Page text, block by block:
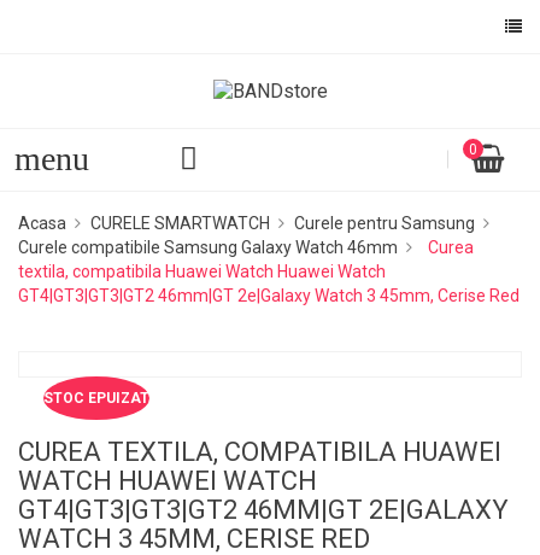
menu 0
Acasa CURELE SMARTWATCH
Curele pentru Samsung
Curele compatibile Samsung Galaxy Watch 46mm
Curea
textila, compatibila Huawei Watch Huawei Watch
GT4|GT3|GT3|GT2 46mm|GT 2e|Galaxy Watch 3 45mm, Cerise Red
STOC EPUIZAT
CUREA TEXTILA, COMPATIBILA HUAWEI
WATCH HUAWEI WATCH
GT4|GT3|GT3|GT2 46MM|GT 2E|GALAXY
WATCH 3 45MM, CERISE RED